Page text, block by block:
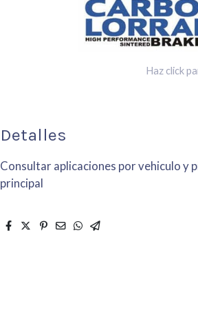
Haz click
Detalles
Consultar aplicaciones por vehiculo y
principal